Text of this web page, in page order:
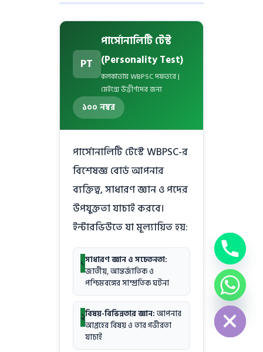
PT
পার্সোনালিটি টেস্ট
(Personality Test)
কলকাতায় WBPSC দফতরে |
মেইন্সে উত্তীর্ণদের জন্য
১০০ নম্বর
পার্সোনালিটি টেস্টে WBPSC-র
বিশেষজ্ঞ বোর্ড আপনার
ব্যক্তিত্ব, সাধারণ জ্ঞান ও পদের
উপযুক্ততা যাচাই করবে।
ইন্টারভিউতে যা মূল্যায়িত হয়:
১সাধারণ জ্ঞান ও সচেতনতা:
জাতীয়, আন্তর্জাতিক ও
পশ্চিমবঙ্গের সাম্প্রতিক ঘটনা
২বিষয়-বিভিন্নতার জ্ঞান:আপনার
আগ্রহের বিষয় ও তার গভীরতা
যাচাই
Hide
chaty